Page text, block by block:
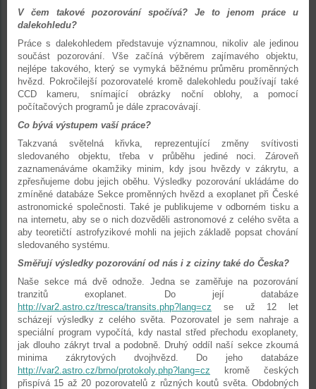
V čem takové pozorování spočívá? Je to jenom práce u
dalekohledu?
Práce s dalekohledem představuje významnou, nikoliv ale jedinou
součást pozorování. Vše začíná výběrem zajímavého objektu,
nejlépe takového, který se vymyká běžnému průměru proměnných
hvězd. Pokročilejší pozorovatelé kromě dalekohledu používají také
CCD kameru, snímající obrázky noční oblohy, a pomocí
počítačových programů je dále zpracovávají.
Co bývá výstupem vaší práce?
Takzvaná světelná křivka, reprezentující změny svítivosti
sledovaného objektu, třeba v průběhu jediné noci. Zároveň
zaznamenáváme okamžiky minim, kdy jsou hvězdy v zákrytu, a
zpřesňujeme dobu jejich oběhu. Výsledky pozorování ukládáme do
zmíněné databáze Sekce proměnných hvězd a exoplanet při České
astronomické společnosti. Také je publikujeme v odborném tisku a
na internetu, aby se o nich dozvěděli astronomové z celého světa a
aby teoretičtí astrofyzikové mohli na jejich základě popsat chování
sledovaného systému.
Směřují výsledky pozorování od nás i z ciziny také do Česka?
Naše sekce má dvě odnože. Jedna se zaměřuje na pozorování
tranzitů exoplanet. Do její databáze
http://var2.astro.cz/tresca/transits.php?lang=cz se už 12 let
scházejí výsledky z celého světa. Pozorovatel je sem nahraje a
speciální program vypočítá, kdy nastal střed přechodu exoplanety,
jak dlouho zákryt trval a podobně. Druhý oddíl naší sekce zkoumá
minima zákrytových dvojhvězd. Do jeho databáze
http://var2.astro.cz/brno/protokoly.php?lang=cz kromě českých
přispívá 15 až 20 pozorovatelů z různých koutů světa. Obdobných